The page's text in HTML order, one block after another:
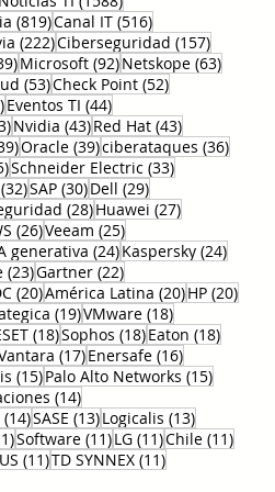
(819)819 entradas
Canal IT (516)516 entradas
(222)222 entradas
Ciberseguridad (157)157
139 entradas
Microsoft (92)92 entradas
Netskope (63)63
(53)53 entradas
Check Point (52)52 entradas
51 entradas
Eventos TI (44)44 entradas
43 entradas
Nvidia (43)43 entradas
Red Hat (43)43 entradas
39 entradas
Oracle (39)39 entradas
ciberataques (36)36
35 entradas
Schneider Electric (33)33 entradas
(32)32 entradas
SAP (30)30 entradas
Dell (29)29 entradas
(28)28 entradas
Huawei (27)27 entradas
(26)26 entradas
Veeam (25)25 entradas
entradas
generativa (24)24 entradas
Kaspersky (24)24
(23)23 entradas
Gartner (22)22 entradas
entradas
(20)20 entradas
América Latina (20)20 entradas
HP (20)20
(19)19 entradas
VMware (18)18 entradas
entradas
(18)18 entradas
Sophos (18)18 entradas
Eaton (18)18
(17)17 entradas
Enersafe (16)16 entradas
(15)15 entradas
Palo Alto Networks (15)15
(14)14 entradas
(14)14 entradas
SASE (13)13 entradas
Logicalis (13)13
11 entradas
Software (11)11 entradas
LG (11)11 entradas
Chile (11)11
(11)11 entradas
TD SYNNEX (11)11 entradas